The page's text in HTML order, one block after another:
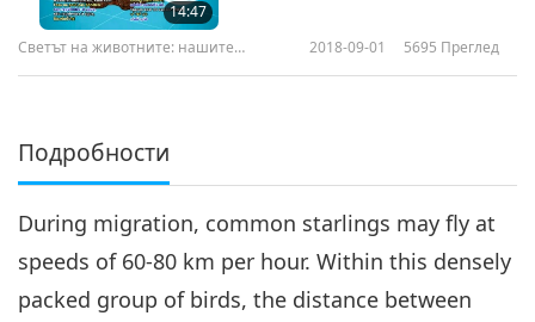
14:47
Светът на животните: нашите
2018-09-01 5695 Преглед
Подробности
During migration, common starlings may fly at
speeds of 60-80 km per hour. Within this densely
packed group of birds, the distance between